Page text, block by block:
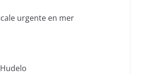
urgente en mer